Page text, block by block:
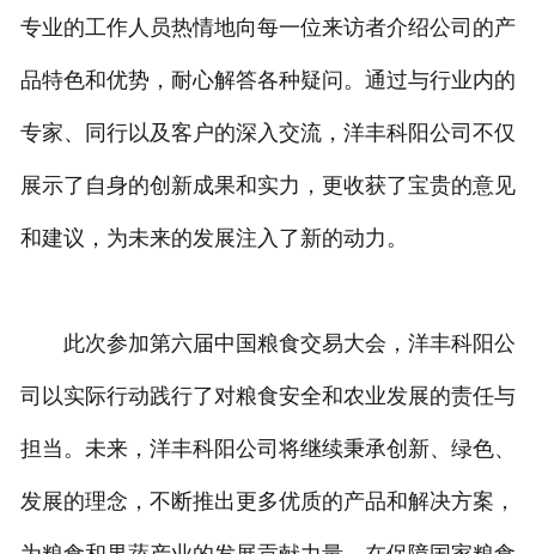
专业的工作人员热情地向每一位来访者介绍公司的产
品特色和优势，耐心解答各种疑问。通过与行业内的
专家、同行以及客户的深入交流，洋丰科阳公司不仅
展示了自身的创新成果和实力，更收获了宝贵的意见
和建议，为未来的发展注入了新的动力。
此次参加第六届中国粮食交易大会，洋丰科阳公
司以实际行动践行了对粮食安全和农业发展的责任与
担当。未来，洋丰科阳公司将继续秉承创新、绿色、
发展的理念，不断推出更多优质的产品和解决方案，